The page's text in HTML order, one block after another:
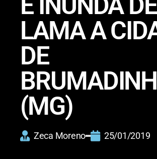
LAMA A
DE
(MG)
Zeca Moreno 25/01/2019